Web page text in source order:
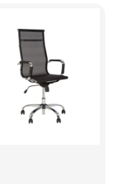
multiple
variants.
The
options
may
be
chosen